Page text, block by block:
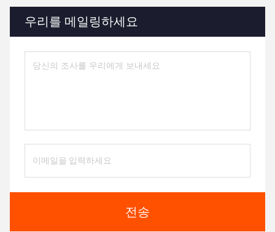
우리를 메일링하세요
전송